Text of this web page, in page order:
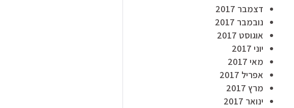
דצמבר 2017
נובמבר 2017
אוגוסט 2017
יוני 2017
מאי 2017
אפריל 2017
מרץ 2017
ינואר 2017